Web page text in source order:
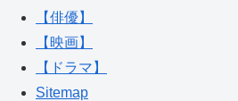
【俳優】
【映画】
【ドラマ】
Sitemap